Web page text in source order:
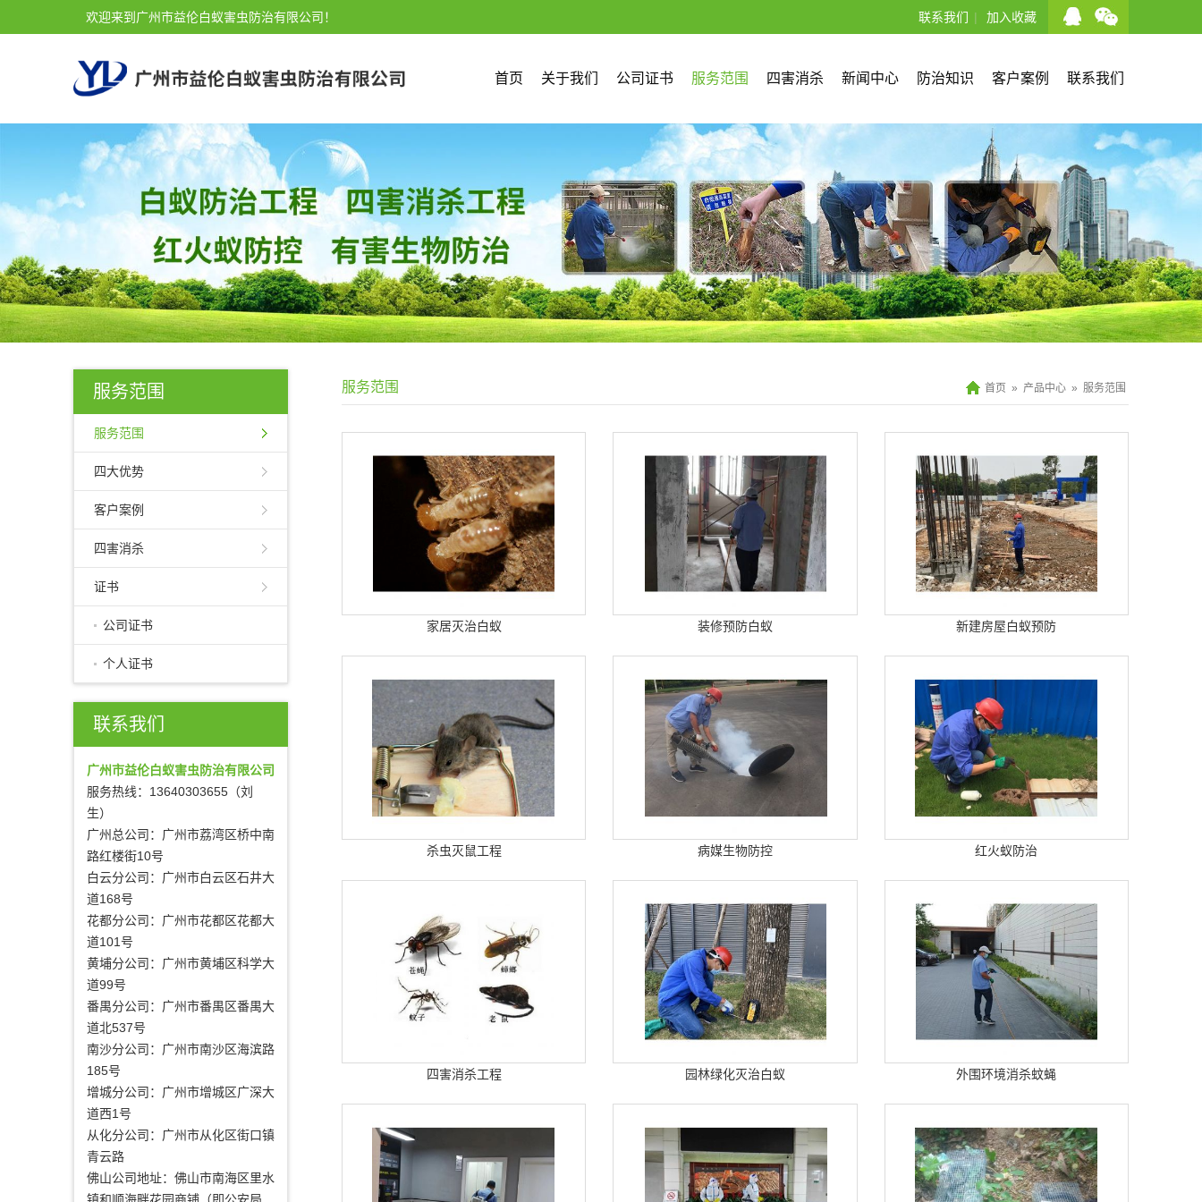
欢迎来到广州市益伦白蚁害虫防治有限公司！ 联系我们 | 加入收藏
首页 关于我们 公司证书 服务范围 四害消杀 新闻中心 防治知识 客户案例 联系我们
服务范围
服务范围
四大优势
客户案例
四害消杀
证书
公司证书
个人证书
联系我们
广州市益伦白蚁害虫防治有限公司
服务热线：13640303655（刘
生）
广州总公司：广州市荔湾区桥中南
路红楼街10号
白云分公司：广州市白云区石井大
道168号
花都分公司：广州市花都区花都大
道101号
黄埔分公司：广州市黄埔区科学大
道99号
番禺分公司：广州市番禺区番禺大
道北537号
南沙分公司：广州市南沙区海滨路
185号
增城分公司：广州市增城区广深大
道西1号
从化分公司：广州市从化区街口镇
青云路
佛山公司地址：佛山市南海区里水
服务范围 首页 » 产品中心 » 服务范围
家居灭治白蚁 装修预防白蚁 新建房屋白蚁预防
杀虫灭鼠工程 病媒生物防控 红火蚁防治
四害消杀工程 园林绿化灭治白蚁 外围环境消杀蚊蝇